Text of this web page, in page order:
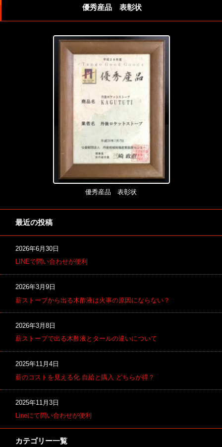
優秀産品 表彰状
優秀産品 表彰状
最近の投稿
2026年6月30日
LINEで問い合わせが便利
2026年3月9日
薪ストーブから出る木酢液は火事の原因にならない？
2026年3月8日
薪ストーブで出る木酢液とタールの違いについて
2025年11月4日
薪のコストを見える化 自給と購入 どちらが得？
2025年11月3日
Lineにて問い合わせが便利
カテゴリー一覧